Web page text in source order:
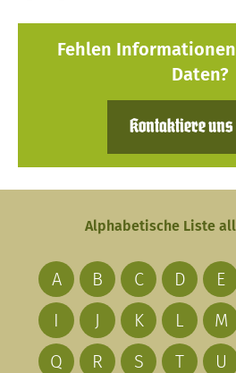
Fehlen
Daten?
Kontaktiere uns
Alphabetische Liste
A B C D E
I
J K L M
Q
R S T U